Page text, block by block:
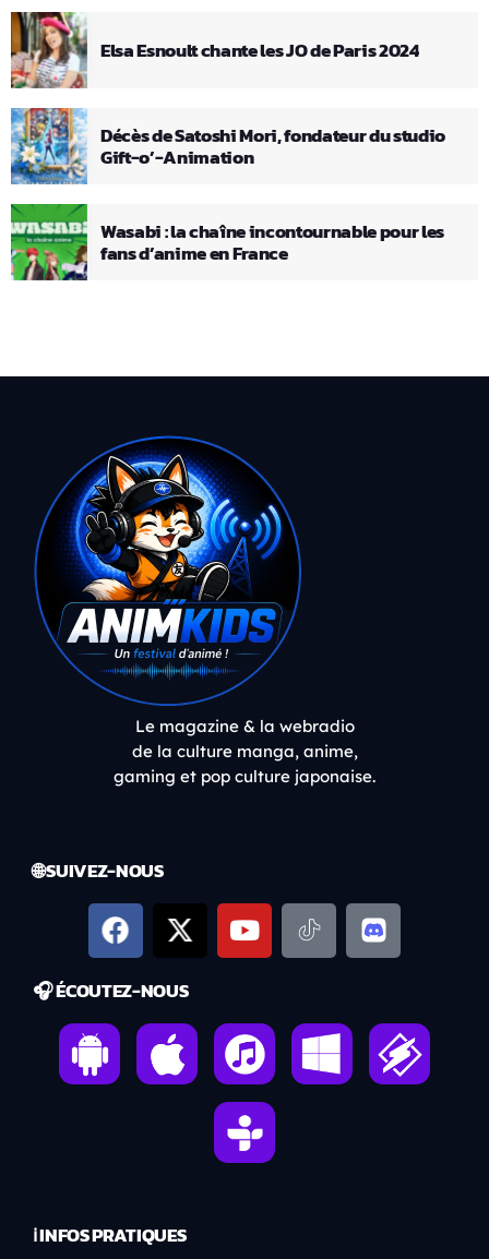
Elsa Esnoult chante les JO de Paris 2024
Décès de Satoshi Mori, fondateur du studio
Gift-o’-Animation
Wasabi : la chaîne incontournable pour les
fans d’anime en France
Le magazine & la webradio
de la culture manga, anime,
gaming et pop culture japonaise.
🌐 SUIVEZ-NOUS
🎧 ÉCOUTEZ-NOUS
ℹ️ INFOS PRATIQUES